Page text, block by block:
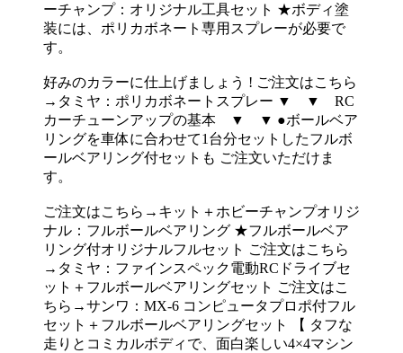
ーチャンプ：オリジナル工具セット ★ボディ塗
装には、ポリカボネート専用スプレーが必要で
す。
好みのカラーに仕上げましょう ! ご注文はこちら
→タミヤ：ポリカボネートスプレー ▼ ▼ RC
カーチューンアップの基本 ▼ ▼ ●ボールベア
リングを車体に合わせて1台分セットしたフルボ
ールベアリング付セットも ご注文いただけま
す。
ご注文はこちら→キット＋ホビーチャンプオリジ
ナル：フルボールベアリング ★フルボールベア
リング付オリジナルフルセット ご注文はこちら
→タミヤ：ファインスペック電動RCドライブセ
ット＋フルボールベアリングセット ご注文はこ
ちら→サンワ：MX-6 コンピュータプロポ付フル
セット＋フルボールベアリングセット 【 タフな
走りとコミカルボディで、面白楽しい4×4マシン